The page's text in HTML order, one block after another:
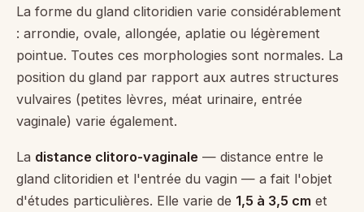
La forme du gland clitoridien varie considérablement
: arrondie, ovale, allongée, aplatie ou légèrement
pointue. Toutes ces morphologies sont normales. La
position du gland par rapport aux autres structures
vulvaires (petites lèvres, méat urinaire, entrée
vaginale) varie également.
La distance clitoro-vaginale — distance entre le
gland clitoridien et l'entrée du vagin — a fait l'objet
d'études particulières. Elle varie de 1,5 à 3,5 cm et